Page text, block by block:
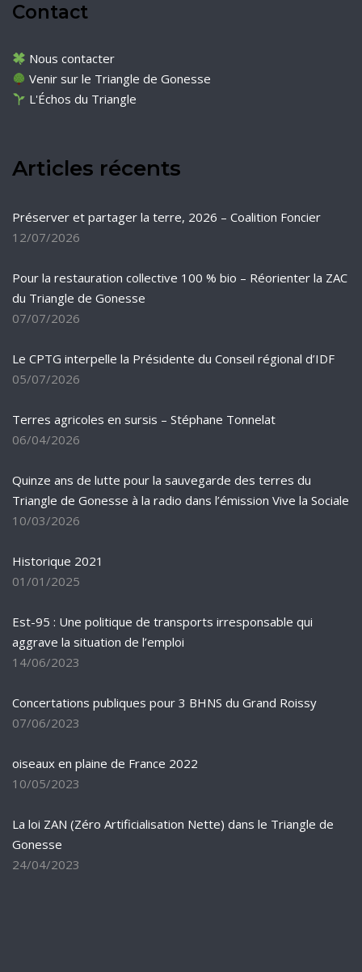
Contact
Nous contacter
Venir sur le Triangle de Gonesse
L'Échos du Triangle
Articles récents
Préserver et partager la terre, 2026 – Coalition Foncier
12/07/2026
Pour la restauration collective 100 % bio – Réorienter la ZAC
du Triangle de Gonesse
07/07/2026
Le CPTG interpelle la Présidente du Conseil régional d’IDF
05/07/2026
Terres agricoles en sursis – Stéphane Tonnelat
06/04/2026
Quinze ans de lutte pour la sauvegarde des terres du
Triangle de Gonesse à la radio dans l’émission Vive la Sociale
10/03/2026
Historique 2021
01/01/2025
Est-95 : Une politique de transports irresponsable qui
aggrave la situation de l’emploi
14/06/2023
Concertations publiques pour 3 BHNS du Grand Roissy
07/06/2023
oiseaux en plaine de France 2022
10/05/2023
La loi ZAN (Zéro Artificialisation Nette) dans le Triangle de
Gonesse
24/04/2023